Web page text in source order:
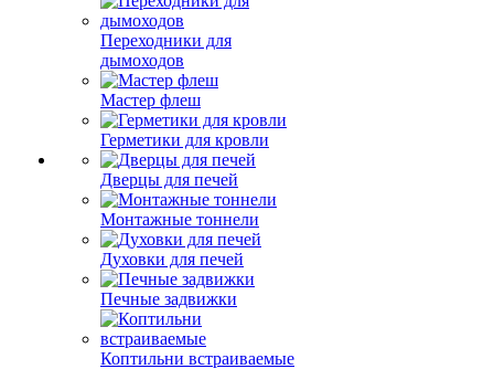
Переходники для
дымоходов
Мастер флеш
Герметики для кровли
Дверцы для печей
Монтажные тоннели
Духовки для печей
Печные задвижки
Коптильни встраиваемые